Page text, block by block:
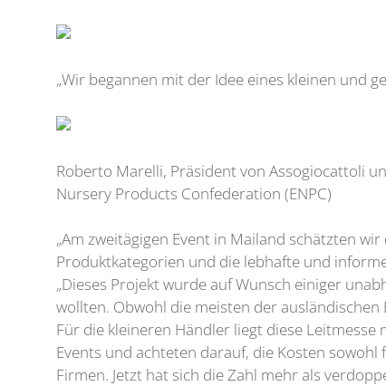
„Wir begannen mit der Idee eines kleinen und
Roberto Marelli, Präsident von Assogiocattoli
Nursery Products Confederation (ENPC)
„Am zweitägigen Event in Mailand schätzten
Produktkategorien und die lebhafte und
„Dieses Projekt wurde auf Wunsch einiger
wollten. Obwohl die meisten der
Für die kleineren Händler liegt diese
Events und achteten darauf, die Kosten
Firmen. Jetzt hat sich die Zahl mehr als